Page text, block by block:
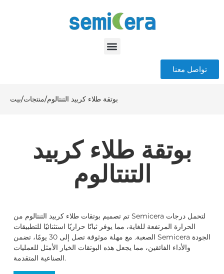
تواصل معنا
بيت/منتجات/بوتقة طلاء كربيد التنتالوم
بوتقة طلاء كربيد
التنتالوم
تم تصميم بوتقات طلاء كربيد التنتالوم من Semicera لتحمل درجات
الحرارة المرتفعة للغاية، مما يوفر ثباتًا حراريًا استثنائيًا للتطبيقات
الصعبة. مع مهلة موثوقة تصل إلى 30 يومًا، تضمن Semicera الجودة
والأداء الفائقين، مما يجعل هذه البوتقات الخيار الأمثل للعمليات
الصناعية المتقدمة.